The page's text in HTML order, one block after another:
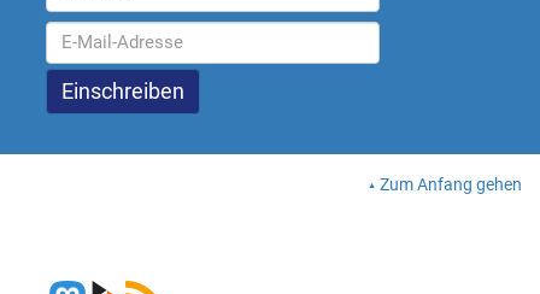
Zum Anfang gehen